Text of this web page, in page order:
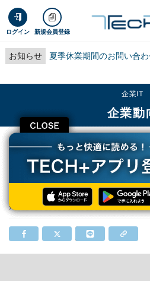
ログイン 新規会員登録
お知らせ 夏季休業期間のお問い合
CLOSE
企業IT
企業動
TECH+ 企業IT 企業動向 日本ユニ
日本ユニシス、2022年4
掲載日 2021/05/07 16:26